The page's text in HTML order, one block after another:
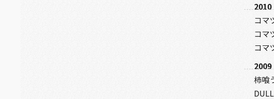
2010
コマ
コマ
コマ
2009
柿喰